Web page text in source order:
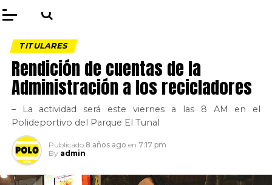
TITULARES
Rendición de cuentas de la
Administración a los recicladores
– La actividad será este viernes a las 8 AM en el
Polideportivo del Parque El Tunal
Publicado 8 años ago en 7:17 pm
By admin